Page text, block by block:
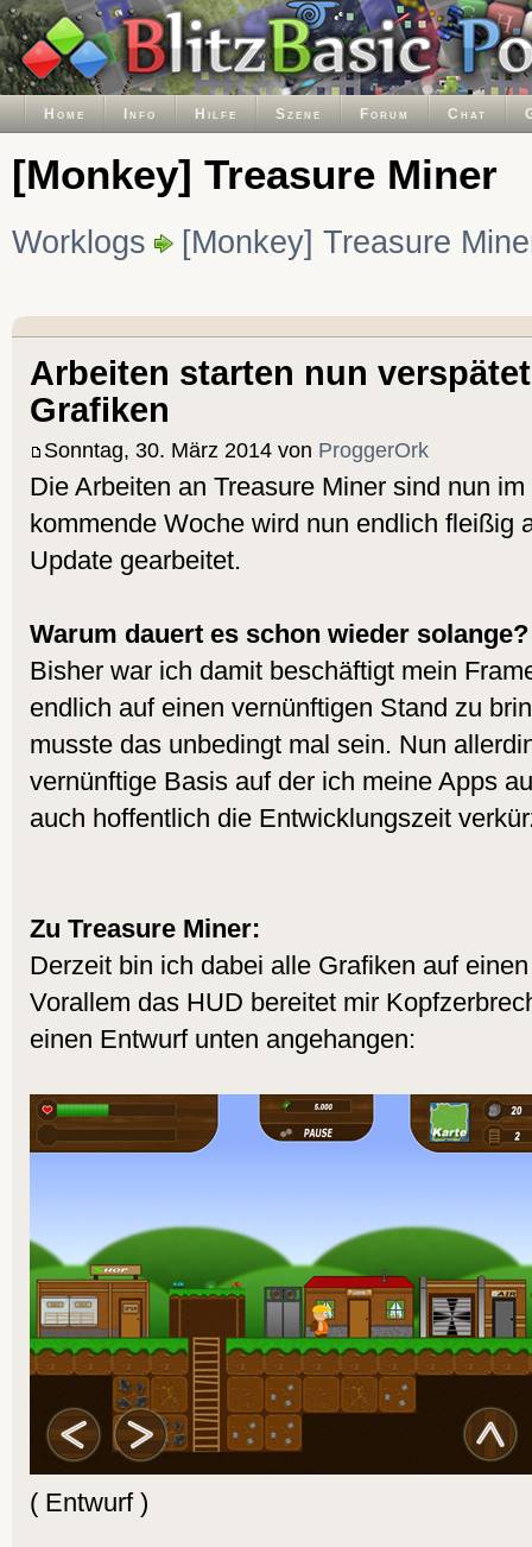
Home Info Hilfe Szene Forum Chat
[Monkey] Treasure Miner
Worklogs [Monkey] Treasure
Arbeiten starten nun
Grafiken
Sonntag, 30. März 2014 von ProggerOrk
Die Arbeiten an Treasure Miner sind nun
kommende Woche wird nun endlich fleißig
Update gearbeitet.
Warum dauert es schon wieder solange?
Bisher war ich damit beschäftigt mein
endlich auf einen vernünftigen Stand zu
musste das unbedingt mal sein. Nun
vernünftige Basis auf der ich meine Apps
auch hoffentlich die Entwicklungszeit
Zu Treasure Miner:
Derzeit bin ich dabei alle Grafiken auf
Vorallem das HUD bereitet mir
einen Entwurf unten angehangen:
( Entwurf )